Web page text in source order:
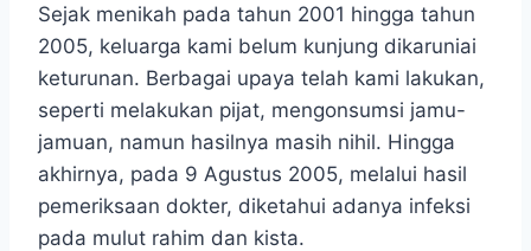
Sejak menikah pada tahun 2001 hingga tahun
2005, keluarga kami belum kunjung dikaruniai
keturunan. Berbagai upaya telah kami lakukan,
seperti melakukan pijat, mengonsumsi jamu-
jamuan, namun hasilnya masih nihil. Hingga
akhirnya, pada 9 Agustus 2005, melalui hasil
pemeriksaan dokter, diketahui adanya infeksi
pada mulut rahim dan kista.